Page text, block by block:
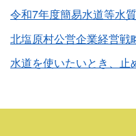
令和7年度簡易水道等水
北塩原村公営企業経営戦
水道を使いたいとき、止